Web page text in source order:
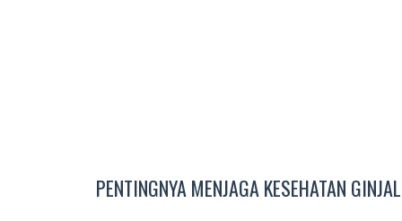
PENTINGNYA MENJAGA KESEHATAN